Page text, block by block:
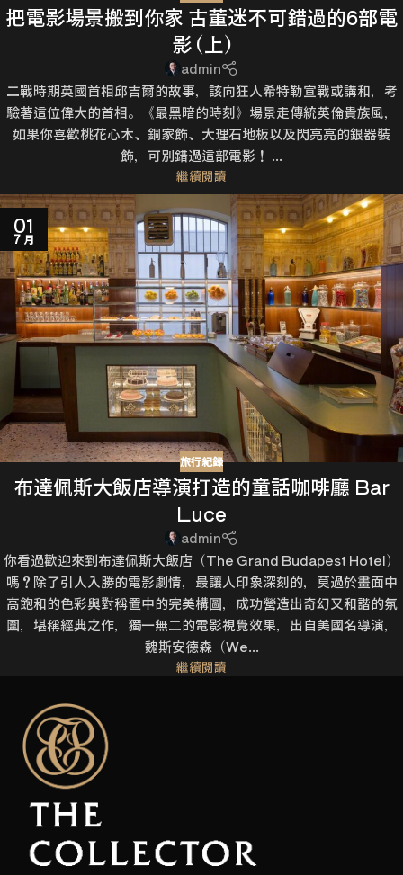
把電影場景搬到你家 古董迷不可錯過的6部電
影 (上)
admin
二戰時期英國首相邱吉爾的故事，該向狂人希特勒宣戰或講和，考
驗著這位偉大的首相。《最黑暗的時刻》場景走傳統英倫貴族風，
如果你喜歡桃花心木、銅家飾、大理石地板以及閃亮亮的銀器裝
飾，可別錯過這部電影！ ...
繼續閱讀
01
7 月
旅行紀錄
布達佩斯大飯店導演打造的童話咖啡廳 Bar
Luce
admin
你看過歡迎來到布達佩斯大飯店（The Grand Budapest Hotel）
嗎？除了引人入勝的電影劇情，最讓人印象深刻的，莫過於畫面中
高飽和的色彩與對稱置中的完美構圖，成功營造出奇幻又和諧的氛
圍，堪稱經典之作，獨一無二的電影視覺效果，出自美國名導演，
魏斯安德森（We...
繼續閱讀